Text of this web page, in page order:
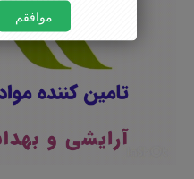
موافقم